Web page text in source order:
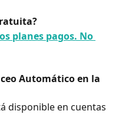
planes pagos. No
Automático en la
disponible en cuentas